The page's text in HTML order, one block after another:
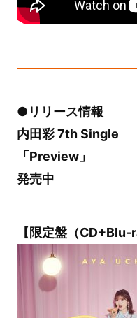
●リリース情報
内田彩 7th Single
「Preview」
発売中
【限定盤（CD+Blu-